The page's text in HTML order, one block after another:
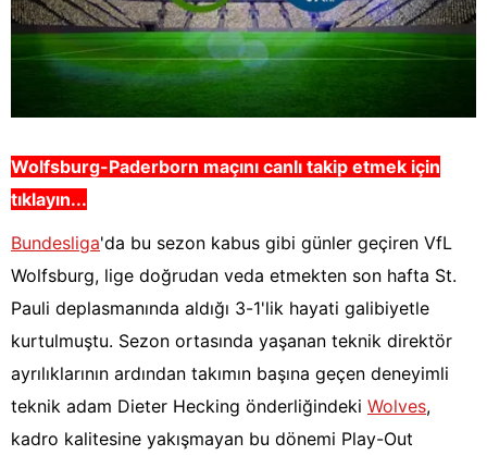
Wolfsburg-Paderborn maçını canlı takip etmek için
tıklayın...
Bundesliga'da bu sezon kabus gibi günler geçiren VfL
Wolfsburg, lige doğrudan veda etmekten son hafta St.
Pauli deplasmanında aldığı 3-1'lik hayati galibiyetle
kurtulmuştu. Sezon ortasında yaşanan teknik direktör
ayrılıklarının ardından takımın başına geçen deneyimli
teknik adam Dieter Hecking önderliğindeki Wolves,
kadro kalitesine yakışmayan bu dönemi Play-Out